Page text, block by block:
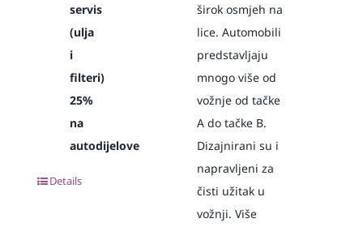
servis
(ulja
i
filteri)
25%
na
autodijelove
Details
širok osmjeh na
lice. Automobili
predstavljaju
mnogo više od
vožnje od tačke
A do tačke B.
Dizajnirani su i
napravljeni za
čisti užitak u
vožnji. Više